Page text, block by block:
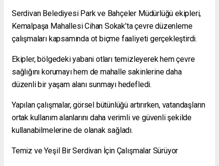
Serdivan Belediyesi Park ve Bahçeler Müdürlüğü ekipleri,
Kemalpaşa Mahallesi Cihan Sokak’ta çevre düzenleme
çalışmaları kapsamında ot biçme faaliyeti gerçekleştirdi.
Ekipler, bölgedeki yabani otları temizleyerek hem çevre
sağlığını korumayı hem de mahalle sakinlerine daha
düzenli bir yaşam alanı sunmayı hedefledi.
Yapılan çalışmalar, görsel bütünlüğü artırırken, vatandaşların
ortak kullanım alanlarını daha verimli ve güvenli şekilde
kullanabilmelerine de olanak sağladı.
Temiz ve Yeşil Bir Serdivan İçin Çalışmalar Sürüyor